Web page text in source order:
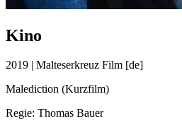
Kino
2019 | Malteserkreuz Film [de]
Malediction (Kurzfilm)
Regie: Thomas Bauer